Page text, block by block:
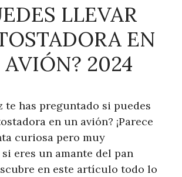
LLEVAR
EN
2024
te has preguntado si puedes
en un avión? ¡Parece
curiosa pero muy
eres un amante del pan
en este artículo todo lo